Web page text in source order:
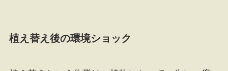
植え替え後の環境ショック